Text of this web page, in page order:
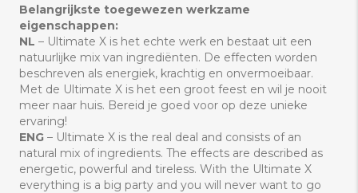
Belangrijkste toegewezen werkzame
eigenschappen:
NL – Ultimate X is het echte werk en bestaat uit een
natuurlijke mix van ingrediënten. De effecten worden
beschreven als energiek, krachtig en onvermoeibaar.
Met de Ultimate X is het een groot feest en wil je nooit
meer naar huis. Bereid je goed voor op deze unieke
ervaring!
ENG – Ultimate X is the real deal and consists of an
natural mix of ingredients. The effects are described as
energetic, powerful and tireless. With the Ultimate X
everything is a big party and you will never want to go